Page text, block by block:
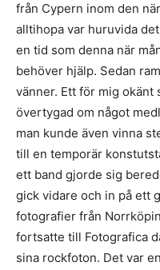
från Cypern inom den
alltihopa var huruvida
en tid som denna när
behöver hjälp. Sedan
vänner. Ett för mig okänt
övertygad om något
man kunde även vinna
till en temporär
ett band gjorde sig
gick vidare och in på ett
fotografier från
fortsatte till Fotografica
sina rockfoton. Det var